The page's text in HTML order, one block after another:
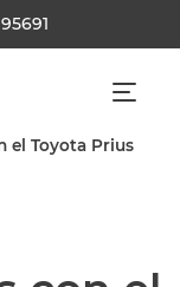
el Toyota Prius